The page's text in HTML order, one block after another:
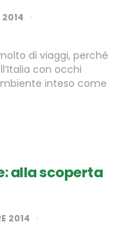
2014
di viaggi, perché
con occhi
inteso come
alla scoperta
2014